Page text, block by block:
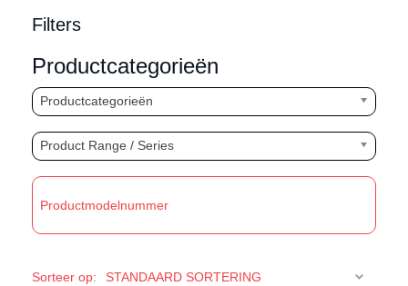
Filters
Productcategorieën
Productcategorieën
Product Range / Series
Sorteer op: